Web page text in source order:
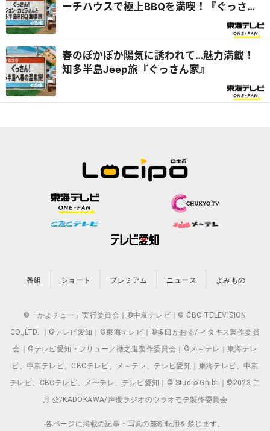
ーチハウスで極上BBQを満喫！『ぐっさん
春のぽかぽか陽気に誘われて…魅力満載！
知多半島Jeep旅『ぐっさん家』
番組 ショート プレミアム ニュース よみもの
©「かよチュー」実行委員会｜©中京テレビ｜© CBC TELEVISION
CO.,LTD. ｜©テレビ愛知｜©東海テレビ｜©多田かおる/ イタキス製作委員
会｜©テレビ愛知・フリュー／徹之進製作委員会｜©メ～テレ｜東海テレ
ビ、中京テレビ、CBCテレビ、メ～テレ、テレビ愛知｜東海テレビ、中京
テレビ、CBCテレビ、メ〜テレ、テレビ愛知｜© Studio Ghibli｜©2023 二
月 公/KADOKAWA/声優ラジオのウラオモテ製作委員会
各ページに掲載の記事・写真の無断転用を禁じます。